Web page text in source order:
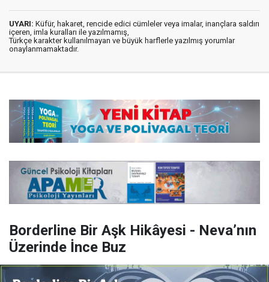
UYARI: Küfür, hakaret, rencide edici cümleler veya imalar, inançlara saldırı
içeren, imla kuralları ile yazılmamış,
Türkçe karakter kullanılmayan ve büyük harflerle yazılmış yorumlar
onaylanmamaktadır.
Borderline Bir Aşk Hikâyesi - Neva’nın
Üzerinde İnce Buz